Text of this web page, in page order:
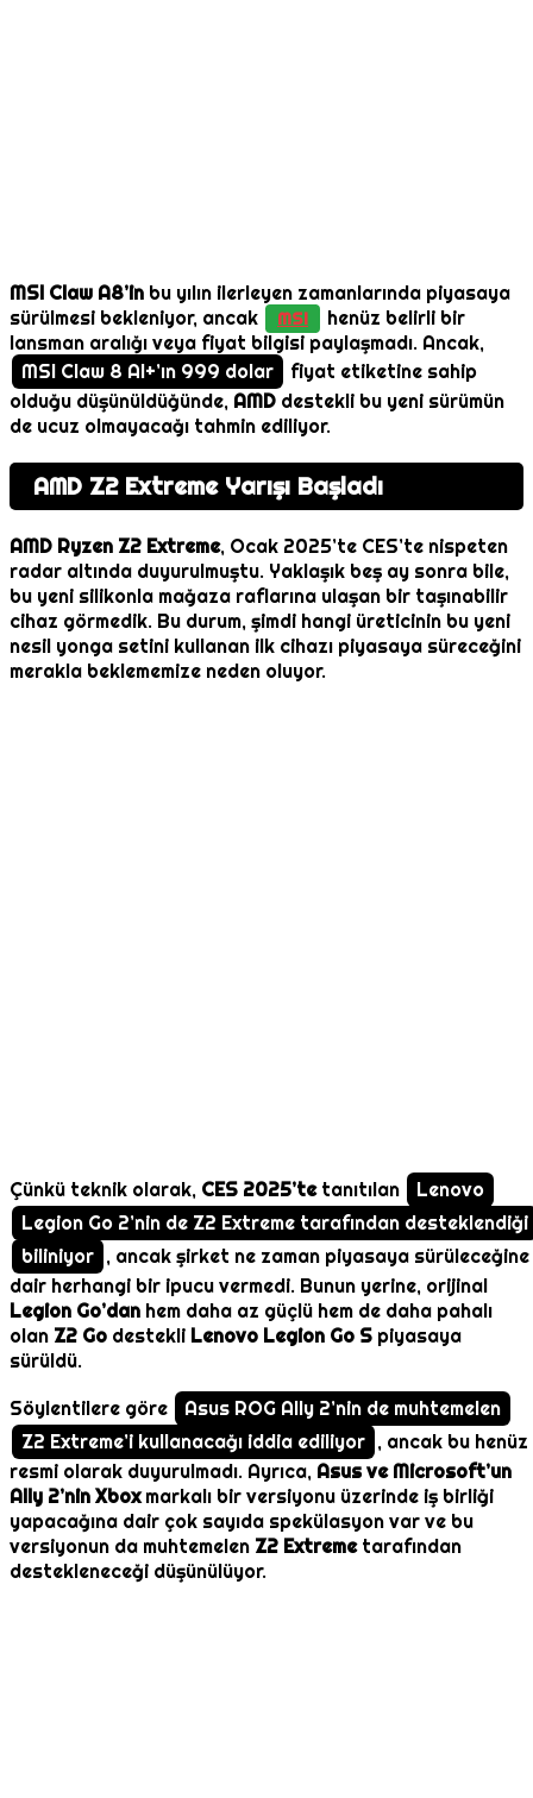
MSI Claw A8’in bu yılın ilerleyen zamanlarında piyasaya
sürülmesi bekleniyor, ancak
MSI
henüz belirli bir
lansman aralığı veya fiyat bilgisi paylaşmadı. Ancak,
MSI Claw 8 AI+’ın 999 dolar
fiyat etiketine sahip
olduğu düşünüldüğünde, AMD destekli bu yeni sürümün
de ucuz olmayacağı tahmin ediliyor.
AMD Z2 Extreme Yarışı Başladı
AMD Ryzen Z2 Extreme, Ocak 2025’te CES’te nispeten
radar altında duyurulmuştu. Yaklaşık beş ay sonra bile,
bu yeni silikonla mağaza raflarına ulaşan bir taşınabilir
cihaz görmedik. Bu durum, şimdi hangi üreticinin bu yeni
nesil yonga setini kullanan ilk cihazı piyasaya süreceğini
merakla beklememize neden oluyor.
Çünkü teknik olarak, CES 2025’tetanıtılan
Lenovo
Legion Go 2’nin de Z2 Extreme tarafından desteklendiği
biliniyor , ancak şirket ne zaman piyasaya sürüleceğine
dair herhangi bir ipucu vermedi. Bunun yerine, orijinal
Legion Go’dan hem daha az güçlü hem de daha pahalı
olan Z2 Go destekli Lenovo Legion Go S piyasaya
sürüldü.
Söylentilere göre
Asus ROG Ally 2’nin de muhtemelen
Z2 Extreme’i kullanacağı iddia ediliyor , ancak bu henüz
resmi olarak duyurulmadı. Ayrıca, Asus ve Microsoft’un
Ally 2’nin Xboxmarkalı bir versiyonu üzerinde iş birliği
yapacağına dair çok sayıda spekülasyon var ve bu
versiyonun da muhtemelen Z2 Extremetarafından
destekleneceği düşünülüyor.